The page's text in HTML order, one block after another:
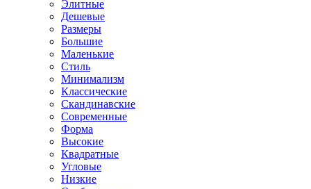
Элитные
Дешевые
Размеры
Большие
Маленькие
Стиль
Минимализм
Классические
Скандинавские
Современные
Форма
Высокие
Квадратные
Угловые
Низкие